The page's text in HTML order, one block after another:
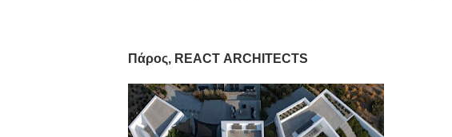
Πάρος, REACT ARCHITECTS